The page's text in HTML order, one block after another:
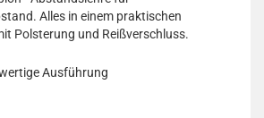
Alles in einem praktischen
Polsterung und Reißverschluss.
Ausführung